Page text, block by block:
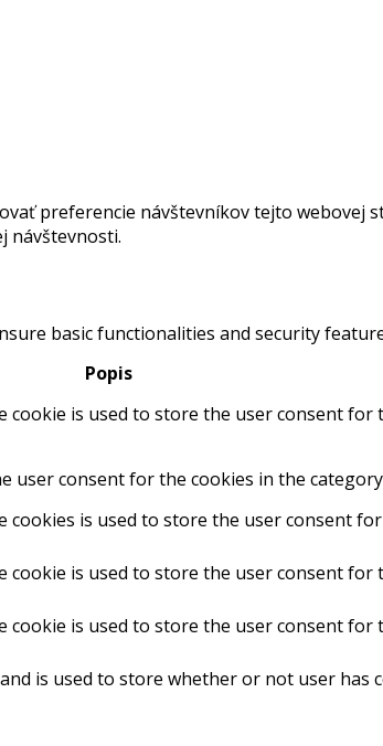
preferencie návštevníkov tejto webovej
návštevnosti.
basic functionalities and security
Popis
cookie is used to store the user consent
user consent for the cookies in the
cookies is used to store the user consent
cookie is used to store the user consent
cookie is used to store the user consent
is used to store whether or not user has